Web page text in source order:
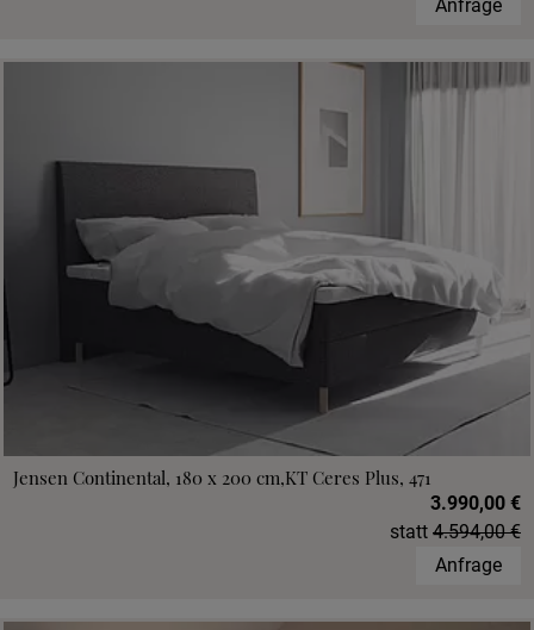
Anfrage
Jensen Continental, 180 x 200 cm,KT Ceres Plus, 471
3.990,00 €
statt 4.594,00 €
Anfrage